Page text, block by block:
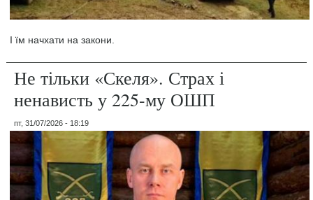
І їм начхати на закони.
Не тільки «Скеля». Страх і
ненависть у 225-му ОШП
пт, 31/07/2026 - 18:19